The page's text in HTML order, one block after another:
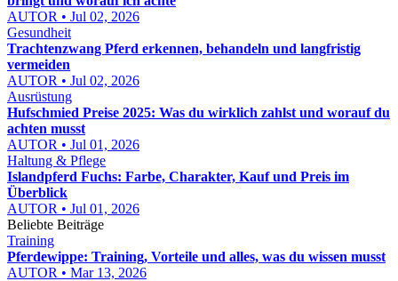
AUTOR • Jul 02, 2026
Gesundheit
Trachtenzwang Pferd erkennen, behandeln und langfristig
vermeiden
AUTOR • Jul 02, 2026
Ausrüstung
Hufschmied Preise 2025: Was du wirklich zahlst und worauf du
achten musst
AUTOR • Jul 01, 2026
Haltung & Pflege
Islandpferd Fuchs: Farbe, Charakter, Kauf und Preis im
Überblick
AUTOR • Jul 01, 2026
Beliebte Beiträge
Training
Pferdewippe: Training, Vorteile und alles, was du wissen musst
AUTOR • Mar 13, 2026